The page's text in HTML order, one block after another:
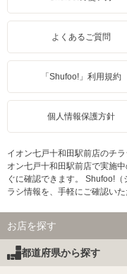
よくあるご質問
「Shufoo!」利用規約
個人情報保護方針
イオン七戸十和田駅前店のチ
オン七戸十和田駅前店で実施
ぐに確認できます。 Shufoo!
ラシ情報を、手軽にご確認い
お店を探す
都道府県から探す